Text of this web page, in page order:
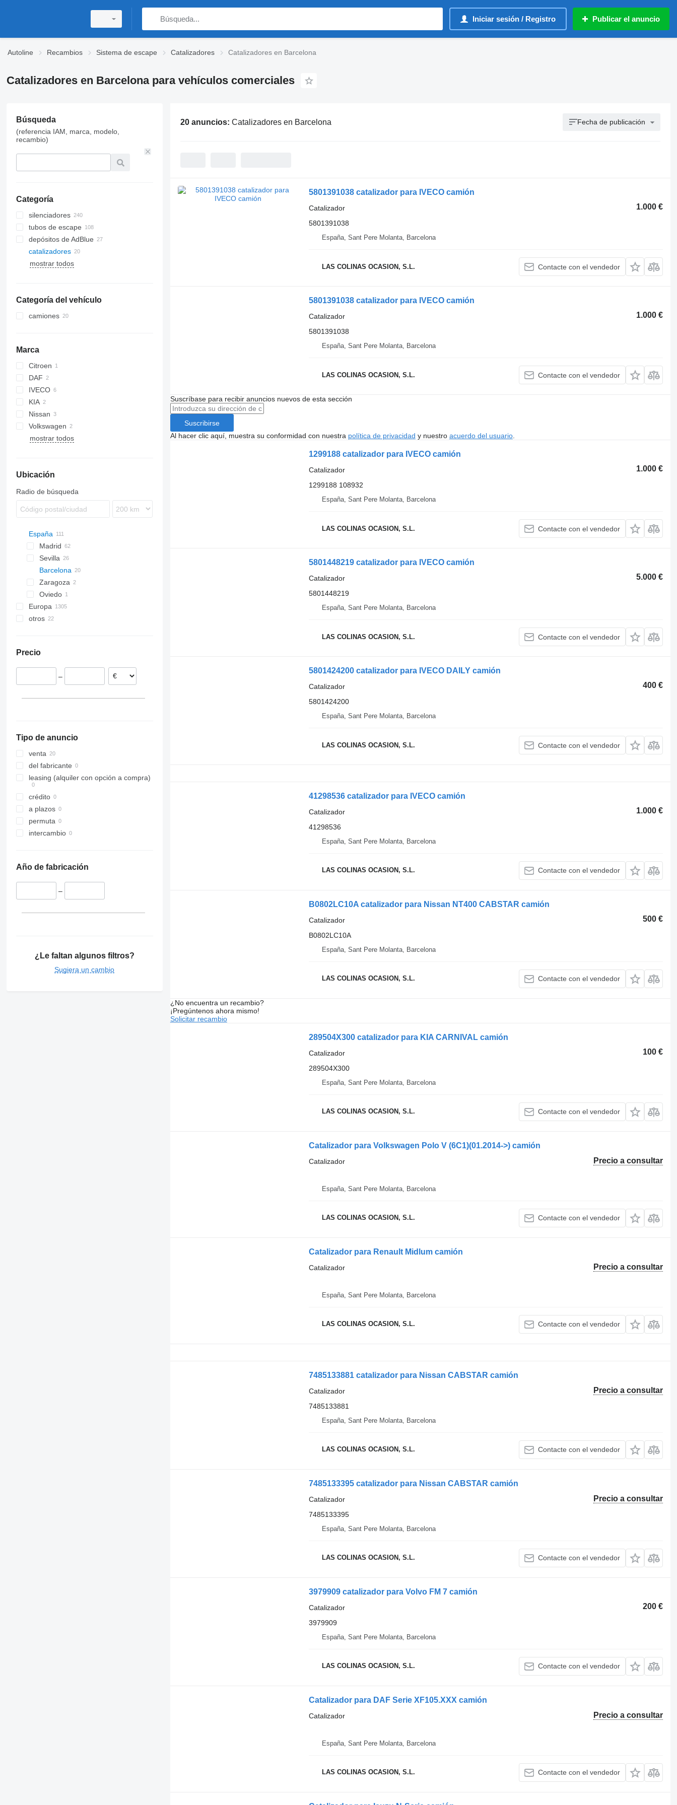
Iniciar sesión / Registro Publicar el anuncio
Autoline Recambios Sistema de escape Catalizadores Catalizadores en Barcelona
Catalizadores en Barcelona para vehículos comerciales
Búsqueda
(referencia IAM, marca, modelo,
recambio)
Categoría
silenciadores
tubos de escape
depósitos de AdBlue
catalizadores
mostrar todos
Categoría del vehículo
camiones
Marca
Citroen
C-series
DAF
XF
IVECO
Daily
KIA
Carnival
Rio
Nissan
Cabstar
NT
Midlum
Volkswagen
Golf
FM
mostrar todos
Ubicación
Radio de búsqueda
España
Madrid
Sevilla
Barcelona
Zaragoza
Oviedo
Europa
Polonia
Rumanía
Bélgica
otros
Precio
–
Tipo de anuncio
venta
del fabricante
leasing (alquiler con opción a compra)
crédito
a plazos
permuta
intercambio
Año de fabricación
–
¿Le faltan algunos filtros?
Sugiera un cambio
20 anuncios: Catalizadores en Barcelona Fecha de publicación
5801391038 catalizador para IVECO camión
1.000 €
Catalizador
5801391038
España, Sant Pere Molanta, Barcelona
LAS COLINAS OCASION, S.L. Contacte con el vendedor
5801391038 catalizador para IVECO camión
1.000 €
Catalizador
5801391038
España, Sant Pere Molanta, Barcelona
LAS COLINAS OCASION, S.L. Contacte con el vendedor
Suscríbase para recibir anuncios nuevos de esta sección
Suscribirse
Al hacer clic aquí, muestra su conformidad con nuestra política de privacidad y nuestro acuerdo del usuario.
1299188 catalizador para IVECO camión
1.000 €
Catalizador
1299188 108932
España, Sant Pere Molanta, Barcelona
LAS COLINAS OCASION, S.L. Contacte con el vendedor
5801448219 catalizador para IVECO camión
5.000 €
Catalizador
5801448219
España, Sant Pere Molanta, Barcelona
LAS COLINAS OCASION, S.L. Contacte con el vendedor
5801424200 catalizador para IVECO DAILY camión
400 €
Catalizador
5801424200
España, Sant Pere Molanta, Barcelona
LAS COLINAS OCASION, S.L. Contacte con el vendedor
41298536 catalizador para IVECO camión
1.000 €
Catalizador
41298536
España, Sant Pere Molanta, Barcelona
LAS COLINAS OCASION, S.L. Contacte con el vendedor
B0802LC10A catalizador para Nissan NT400 CABSTAR camión
500 €
Catalizador
B0802LC10A
España, Sant Pere Molanta, Barcelona
LAS COLINAS OCASION, S.L. Contacte con el vendedor
¿No encuentra un recambio?
¡Pregúntenos ahora mismo!
Solicitar recambio
289504X300 catalizador para KIA CARNIVAL camión
100 €
Catalizador
289504X300
España, Sant Pere Molanta, Barcelona
LAS COLINAS OCASION, S.L. Contacte con el vendedor
Catalizador para Volkswagen Polo V (6C1)(01.2014->) camión
Precio a consultar
Catalizador
España, Sant Pere Molanta, Barcelona
LAS COLINAS OCASION, S.L. Contacte con el vendedor
Catalizador para Renault Midlum camión
Precio a consultar
Catalizador
España, Sant Pere Molanta, Barcelona
LAS COLINAS OCASION, S.L. Contacte con el vendedor
7485133881 catalizador para Nissan CABSTAR camión
Precio a consultar
Catalizador
7485133881
España, Sant Pere Molanta, Barcelona
LAS COLINAS OCASION, S.L. Contacte con el vendedor
7485133395 catalizador para Nissan CABSTAR camión
Precio a consultar
Catalizador
7485133395
España, Sant Pere Molanta, Barcelona
LAS COLINAS OCASION, S.L. Contacte con el vendedor
3979909 catalizador para Volvo FM 7 camión
200 €
Catalizador
3979909
España, Sant Pere Molanta, Barcelona
LAS COLINAS OCASION, S.L. Contacte con el vendedor
Catalizador para DAF Serie XF105.XXX camión
Precio a consultar
Catalizador
España, Sant Pere Molanta, Barcelona
LAS COLINAS OCASION, S.L. Contacte con el vendedor